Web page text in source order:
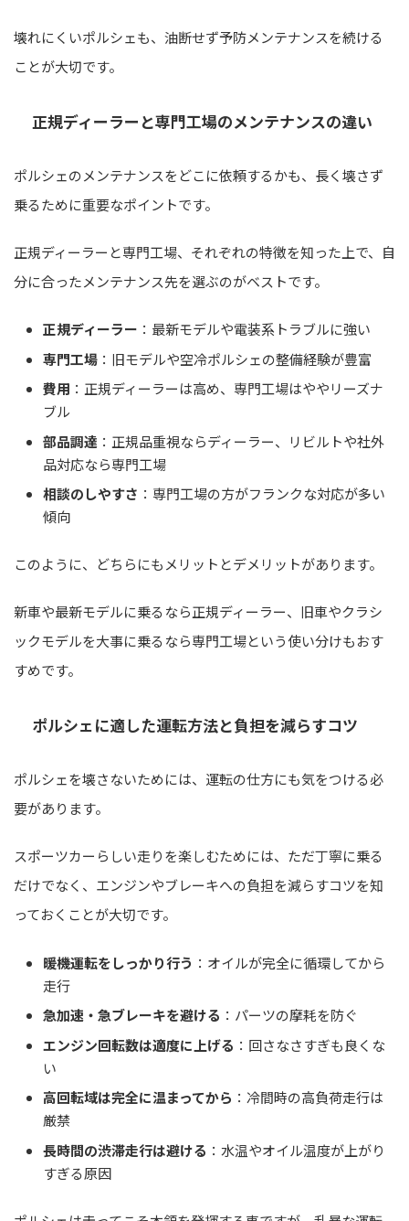
壊れにくいポルシェも、油断せず予防メンテナンスを続ける
ことが大切です。
正規ディーラーと専門工場のメンテナンスの違い
ポルシェのメンテナンスをどこに依頼するかも、長く壊さず
乗るために重要なポイントです。
正規ディーラーと専門工場、それぞれの特徴を知った上で、自
分に合ったメンテナンス先を選ぶのがベストです。
正規ディーラー ：最新モデルや電装系トラブルに強い
専門工場 ：旧モデルや空冷ポルシェの整備経験が豊富
費用 ：正規ディーラーは高め、専門工場はややリーズナ
ブル
部品調達 ：正規品重視ならディーラー、リビルトや社外
品対応なら専門工場
相談のしやすさ ：専門工場の方がフランクな対応が多い
傾向
このように、どちらにもメリットとデメリットがあります。
新車や最新モデルに乗るなら正規ディーラー、旧車やクラシ
ックモデルを大事に乗るなら専門工場という使い分けもおす
すめです。
ポルシェに適した運転方法と負担を減らすコツ
ポルシェを壊さないためには、運転の仕方にも気をつける必
要があります。
スポーツカーらしい走りを楽しむためには、ただ丁寧に乗る
だけでなく、エンジンやブレーキへの負担を減らすコツを知
っておくことが大切です。
暖機運転をしっかり行う ：オイルが完全に循環してから
走行
急加速・急ブレーキを避ける ：パーツの摩耗を防ぐ
エンジン回転数は適度に上げる ：回さなさすぎも良くな
い
高回転域は完全に温まってから ：冷間時の高負荷走行は
厳禁
長時間の渋滞走行は避ける ：水温やオイル温度が上がり
すぎる原因